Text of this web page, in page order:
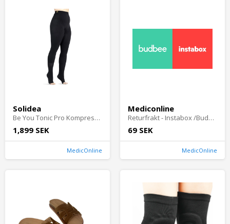
Solidea
Be You Tonic Pro Kompressionstights
1,899 SEK
MedicOnline
Mediconline
Returfrakt - Instabox /Budbee
69 SEK
MedicOnline